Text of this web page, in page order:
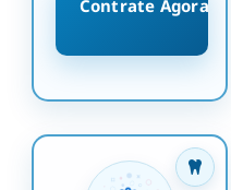
Contrate Agora